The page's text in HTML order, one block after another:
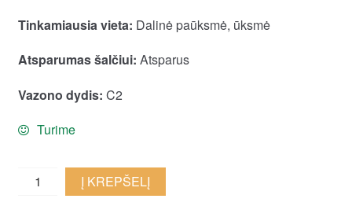
Tinkamiausia vieta: Dalinė paūksmė, ūksmė
Atsparumas šalčiui: Atsparus
Vazono dydis: C2
Turime
Paprastasis
buksmedis
Į KREPŠELĮ